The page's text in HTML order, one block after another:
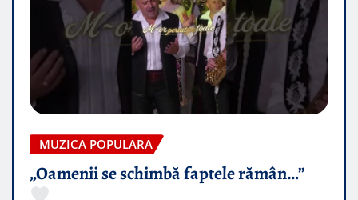
MUZICA POPULARA
„Oamenii se schimbă faptele rămân…”